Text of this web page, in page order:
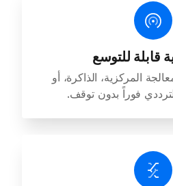
قابلة للتوسع
المركزية، الذاكرة، أو
فوراً بدون توقف.